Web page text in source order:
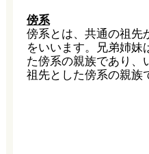
傍系
傍系とは、共通の祖先
をいいます。兄弟姉妹
た傍系の親族であり、
祖先とした傍系の親族